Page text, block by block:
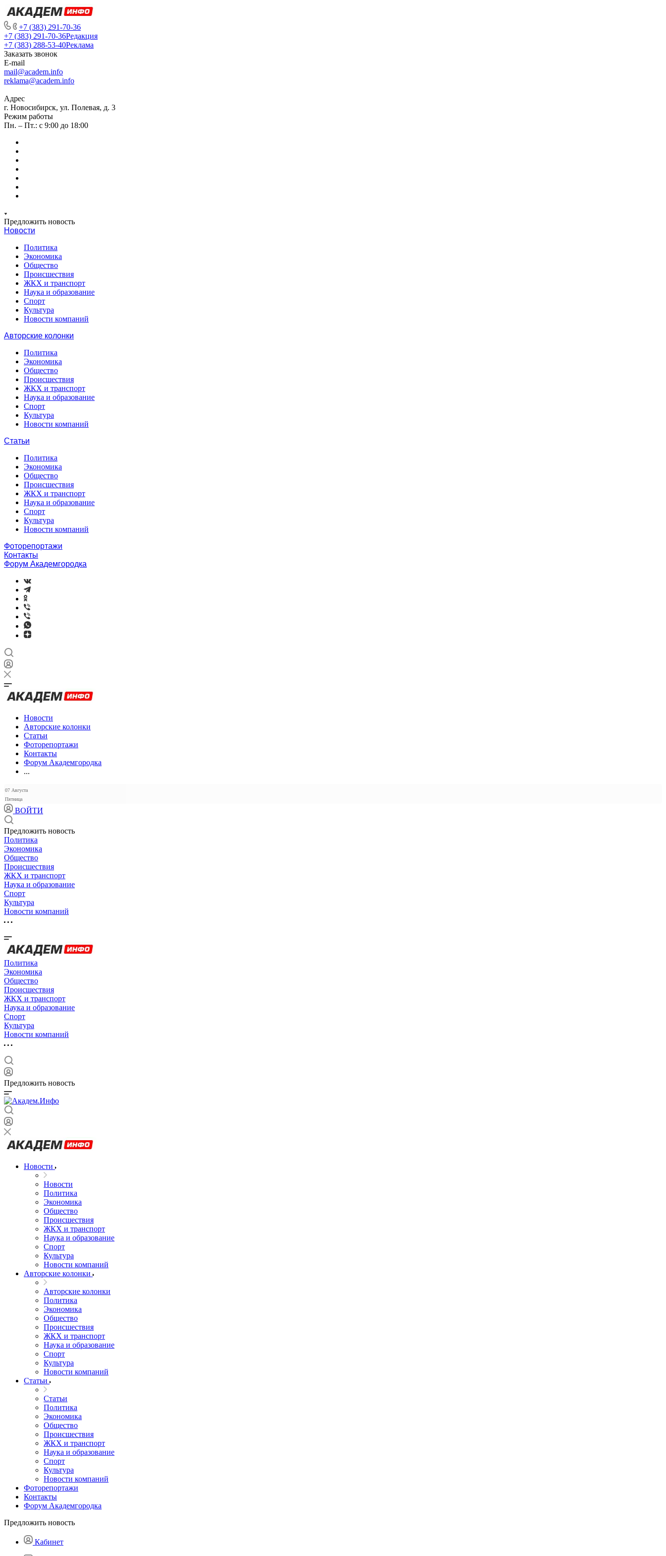
+7 (383) 291-70-36
+7 (383) 291-70-36Редакция
+7 (383) 288-53-40Реклама
Заказать звонок
E-mail
mail@academ.info
reklama@academ.info
Адрес
г. Новосибирск, ул. Полевая, д. 3
Режим работы
Пн. – Пт.: с 9:00 до 18:00
Предложить новость
Новости
Политика
Экономика
Общество
Происшествия
ЖКХ и транспорт
Наука и образование
Спорт
Культура
Новости компаний
Авторские колонки
Политика
Экономика
Общество
Происшествия
ЖКХ и транспорт
Наука и образование
Спорт
Культура
Новости компаний
Статьи
Политика
Экономика
Общество
Происшествия
ЖКХ и транспорт
Наука и образование
Спорт
Культура
Новости компаний
Фоторепортажи
Контакты
Форум Академгородка
Новости
Авторские колонки
Статьи
Фоторепортажи
Контакты
Форум Академгородка
...
07 Августа
Пятница
ВОЙТИ
Предложить новость
Политика
Экономика
Общество
Происшествия
ЖКХ и транспорт
Наука и образование
Спорт
Культура
Новости компаний
Политика
Экономика
Общество
Происшествия
ЖКХ и транспорт
Наука и образование
Спорт
Культура
Новости компаний
Предложить новость
Новости
Новости
Политика
Экономика
Общество
Происшествия
ЖКХ и транспорт
Наука и образование
Спорт
Культура
Новости компаний
Авторские колонки
Авторские колонки
Политика
Экономика
Общество
Происшествия
ЖКХ и транспорт
Наука и образование
Спорт
Культура
Новости компаний
Статьи
Статьи
Политика
Экономика
Общество
Происшествия
ЖКХ и транспорт
Наука и образование
Спорт
Культура
Новости компаний
Фоторепортажи
Контакты
Форум Академгородка
Предложить новость
Кабинет